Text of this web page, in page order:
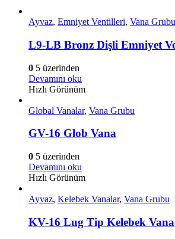
Ayvaz, Emniyet Ventilleri, Vana Grubu
L9-LB Bronz Dişli Emniyet
0 5 üzerinden
Devamını oku
Hızlı Görünüm
Global Vanalar, Vana Grubu
GV-16 Glob Vana
0 5 üzerinden
Devamını oku
Hızlı Görünüm
Ayvaz, Kelebek Vanalar, Vana Grubu
KV-16 Lug Tip Kelebek Vana